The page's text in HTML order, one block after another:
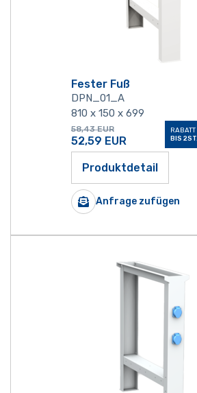
Fester Fuß
DPN_01_A
810 x 150 x 699
58,43 EUR
52,59 EUR
RABATT
BIS 2ST.
Produktdetail
Anfrage zufügen